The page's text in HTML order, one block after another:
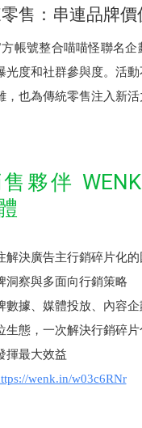
售：串連品牌價
方帳號整合喵喵怪聯名
光度和社群參與度。活
，也為傳統零售注入新
夥伴
解決廣告主行銷碎片化
洞察與多面向行銷策略
數據、媒體投放、內容企
生態，一次解決行銷碎
揮最大效益
wenk.in/w03c6RNr